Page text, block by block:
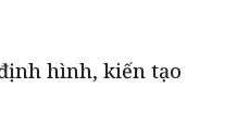
hình, kiến tạo
Trụ sở Bộ Ngoại giao, số 1